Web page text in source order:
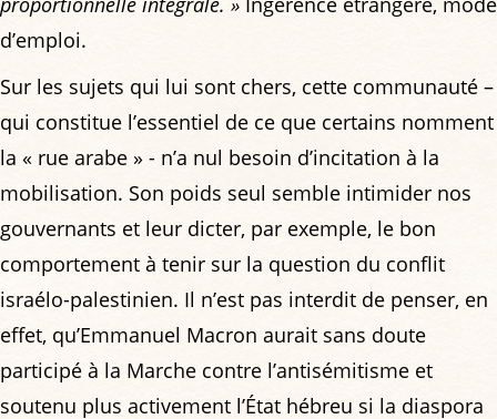
d’emploi.
Sur les sujets qui lui sont chers, cette communauté –
qui constitue l’essentiel de ce que certains nomment
la « rue arabe » - n’a nul besoin d’incitation à la
mobilisation. Son poids seul semble intimider nos
gouvernants et leur dicter, par exemple, le bon
comportement à tenir sur la question du conflit
israélo-palestinien. Il n’est pas interdit de penser, en
effet, qu’Emmanuel Macron aurait sans doute
participé à la Marche contre l’antisémitisme et
soutenu plus activement l’État hébreu si la diaspora